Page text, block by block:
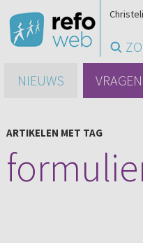
NIEUWS
VRAGEN
ARTIKELEN MET TAG